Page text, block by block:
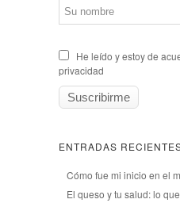
He leído y estoy de
privacidad
ENTRADAS
Cómo fue mi inicio en el
El queso y tu salud: lo